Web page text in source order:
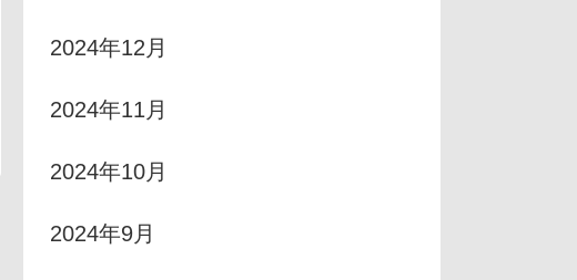
2024年12月
2024年11月
2024年10月
2024年9月